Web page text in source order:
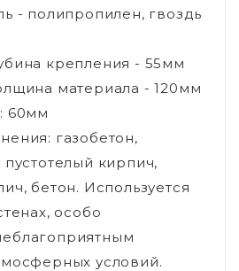
- полипропилен, гвоздь
крепления - 55мм
материала - 120мм
60мм
газобетон,
кирпич,
бетон. Используется
особо
условий.